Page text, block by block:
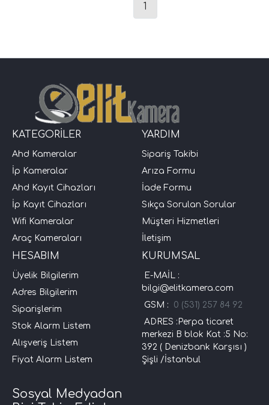
1
KATEGORİLER
Ahd Kameralar
İp Kameralar
Ahd Kayıt Cihazları
İp Kayıt Cihazları
Wifi Kameralar
Araç Kameraları
YARDIM
Sipariş Takibi
Arıza Formu
İade Formu
Sıkça Sorulan Sorular
Müşteri Hizmetleri
İletişim
HESABIM
Üyelik Bilgilerim
Adres Bilgilerim
Siparişlerim
Stok Alarm Listem
Alışveriş Listem
Fiyat Alarm Listem
KURUMSAL
E-MAİL :
bilgi@elitkamera.com
GSM : 0 (531) 257 84 92
ADRES :Perpa ticaret
merkezi B blok Kat :5 No:
392 ( Denizbank Karşısı )
Şişli /İstanbul
Sosyal Medyadan